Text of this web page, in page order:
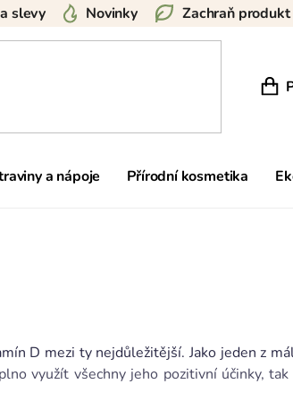
Zachraň produkt
Novinky
slevy
a nápoje Přírodní kosmetika
D mezi ty nejdůležitější. Jako jeden z
využít všechny jeho pozitivní účinky,